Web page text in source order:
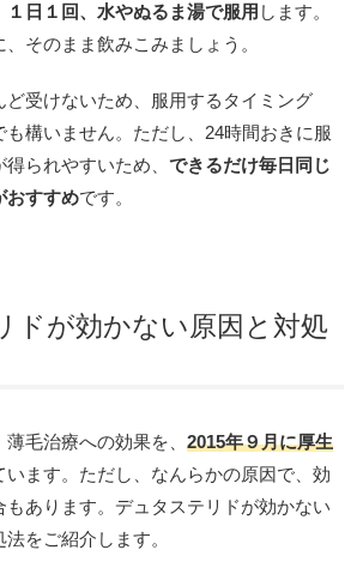
１日１回、水やぬるま湯で服用 します。
そのまま飲みこみましょう。
ど受けないため、服用するタイミング
も構いません。ただし、24時間おきに服
られやすいため、 できるだけ毎日同じ
おすすめです。
ドが効かない原因と対処
毛治療への効果を、 2015年９月に厚生
います。ただし、なんらかの原因で、効
あります。デュタステリドが効かない
をご紹介します。